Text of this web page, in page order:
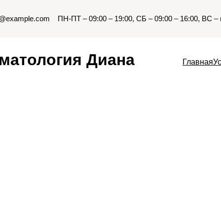
ПН-ПТ – 09:00 – 19:00, СБ – 09:00 – 16:00, ВС –
Диана Главная